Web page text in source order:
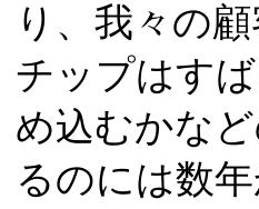
り、我々の
チップはす
め込むかな
るのには数